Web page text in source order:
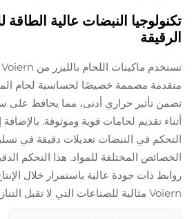
تكنولوجيا النبضات عالية الطاقة
الرقيقة
متقدمة مصممة خصيصًا لحساسية لحام
تضمن تأثير حراري أدنى، مما يحافظ على
أثناء تقديم لحامات قوية وموثوقة.
التحكم في النبضات تعديلات دقيقة في
الخصائص المختلفة للمواد. هذا التحكم
روابط ذات جودة عالية باستمرار خلال
Voiern مثالية للصناعات التي لا تقبل التنازل عن الدقة.